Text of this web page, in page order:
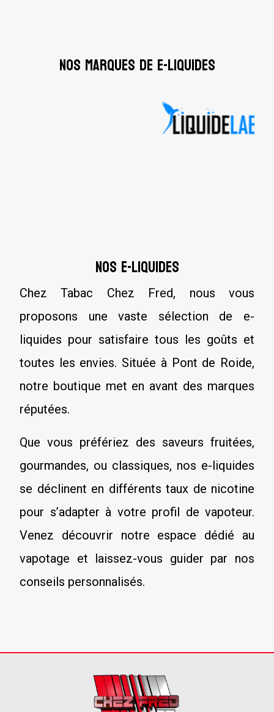
Nos marques de E-Liquides
Nos e-Liquides
Chez Tabac Chez Fred, nous vous
proposons une vaste sélection de e-
liquides pour satisfaire tous les goûts et
toutes les envies. Située à Pont de Roide,
notre boutique met en avant des marques
réputées.
Que vous préfériez des saveurs fruitées,
gourmandes, ou classiques, nos e-liquides
se déclinent en différents taux de nicotine
pour s’adapter à votre profil de vapoteur.
Venez découvrir notre espace dédié au
vapotage et laissez-vous guider par nos
conseils personnalisés.